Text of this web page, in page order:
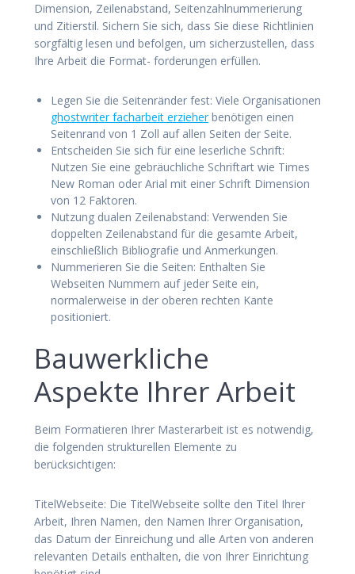
Dimension, Zeilenabstand, Seitenzahlnummerierung
und Zitierstil. Sichern Sie sich, dass Sie diese Richtlinien
sorgfältig lesen und befolgen, um sicherzustellen, dass
Ihre Arbeit die Format- forderungen erfüllen.
Legen Sie die Seitenränder fest: Viele Organisationen
ghostwriter facharbeit erzieherbenötigen einen
Seitenrand von 1 Zoll auf allen Seiten der Seite.
Entscheiden Sie sich für eine leserliche Schrift:
Nutzen Sie eine gebräuchliche Schriftart wie Times
New Roman oder Arial mit einer Schrift Dimension
von 12 Faktoren.
Nutzung dualen Zeilenabstand: Verwenden Sie
doppelten Zeilenabstand für die gesamte Arbeit,
einschließlich Bibliografie und Anmerkungen.
Nummerieren Sie die Seiten: Enthalten Sie
Webseiten Nummern auf jeder Seite ein,
normalerweise in der oberen rechten Kante
positioniert.
Bauwerkliche
Aspekte Ihrer Arbeit
Beim Formatieren Ihrer Masterarbeit ist es notwendig,
die folgenden strukturellen Elemente zu
berücksichtigen:
TitelWebseite: Die TitelWebseite sollte den Titel Ihrer
Arbeit, Ihren Namen, den Namen Ihrer Organisation,
das Datum der Einreichung und alle Arten von anderen
relevanten Details enthalten, die von Ihrer Einrichtung